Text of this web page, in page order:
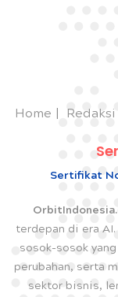
Home Redaksi
Sertifikat
terdepan di era
sosok-sosok
perubahan, serta
sektor bisnis,